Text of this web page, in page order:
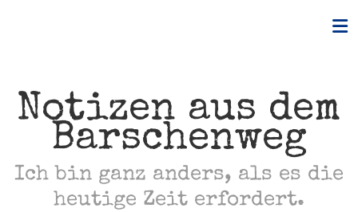
Notizen aus dem
Barschenweg
Ich bin ganz anders, als es die
heutige Zeit erfordert.